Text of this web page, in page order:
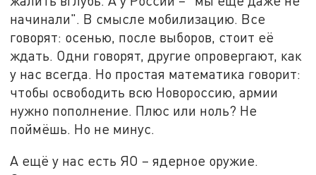
начинали". В смысле мобилизацию. Все
говорят: осенью, после выборов, стоит её
ждать. Одни говорят, другие опровергают, как
у нас всегда. Но простая математика говорит:
чтобы освободить всю Новороссию, армии
нужно пополнение. Плюс или ноль? Не
поймёшь. Но не минус.
А ещё у нас есть ЯО – ядерное оружие.